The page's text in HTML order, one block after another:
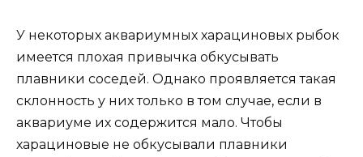
У некоторых аквариумных харациновых рыбок
имеется плохая привычка обкусывать
плавники соседей. Однако проявляется такая
склонность у них только в том случае, если в
аквариуме их содержится мало. Чтобы
харациновые не обкусывали плавники